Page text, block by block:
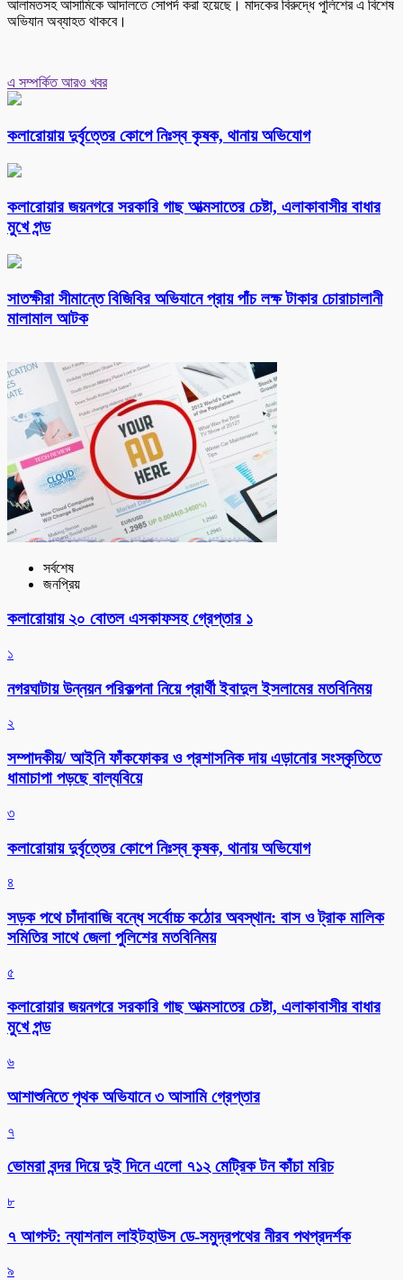
আলামতসহ আসামিকে আদালতে সোপর্দ করা হয়েছে। মাদকের বিরুদ্ধে পুলিশের এ বিশেষ
অভিযান অব্যাহত থাকবে।
এ সম্পর্কিত আরও খবর
কলারোয়ায় দুর্বৃত্তের কোপে নিঃস্ব কৃষক, থানায় অভিযোগ
কলারোয়ার জয়নগরে সরকারি গাছ আত্মসাতের চেষ্টা, এলাকাবাসীর বাধার
মুখে পন্ড
সাতক্ষীরা সীমান্তে বিজিবির অভিযানে প্রায় পাঁচ লক্ষ টাকার চোরাচালানী
মালামাল আটক
সর্বশেষ
জনপ্রিয়
কলারোয়ায় ২০ বোতল এসকাফসহ গ্রেপ্তার ১
১
নগরঘাটায় উন্নয়ন পরিকল্পনা নিয়ে প্রার্থী ইবাদুল ইসলামের মতবিনিময়
২
সম্পাদকীয়/ আইনি ফাঁকফোকর ও প্রশাসনিক দায় এড়ানোর সংস্কৃতিতে
ধামাচাপা পড়ছে বাল্যবিয়ে
৩
কলারোয়ায় দুর্বৃত্তের কোপে নিঃস্ব কৃষক, থানায় অভিযোগ
৪
সড়ক পথে চাঁদাবাজি বন্ধে সর্বোচ্চ কঠোর অবস্থান: বাস ও ট্রাক মালিক
সমিতির সাথে জেলা পুলিশের মতবিনিময়
৫
কলারোয়ার জয়নগরে সরকারি গাছ আত্মসাতের চেষ্টা, এলাকাবাসীর বাধার
মুখে পন্ড
৬
আশাশুনিতে পৃথক অভিযানে ৩ আসামি গ্রেপ্তার
৭
ভোমরা বন্দর দিয়ে দুই দিনে এলো ৭১২ মেট্রিক টন কাঁচা মরিচ
৮
৭ আগস্ট: ন্যাশনাল লাইটহাউস ডে-সমুদ্রপথের নীরব পথপ্রদর্শক
৯